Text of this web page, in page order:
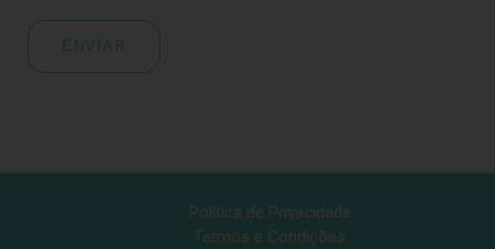
ENVIAR
Política de Privacidade
Termos e Condições